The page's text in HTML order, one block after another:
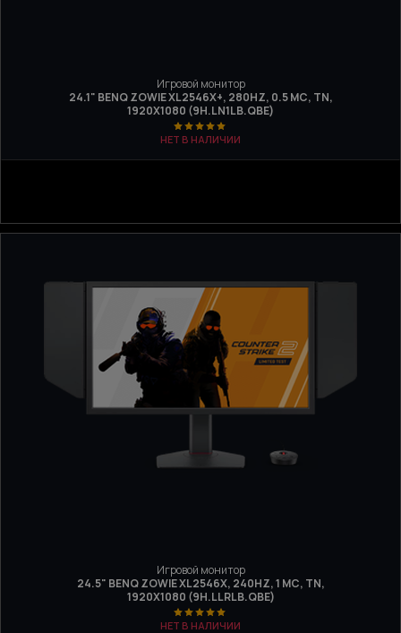
Игровой монитор
24.1" BENQ ZOWIE XL2546X+, 280HZ, 0.5 МС, TN,
1920Х1080 (9H.LN1LB.QBE)
НЕТ В НАЛИЧИИ
Игровой монитор
24.5" BENQ ZOWIE XL2546X, 240HZ, 1 МС, TN,
1920Х1080 (9H.LLRLB.QBE)
НЕТ В НАЛИЧИИ